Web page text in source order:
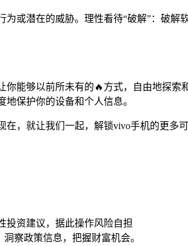
或潜在的威胁。理性看待“破解”：破
能够以前所未有的🔥方式，自由地探
保护你的设备和个人信息。
，就让我们一起，解锁vivo手机的更多
投资建议，据此操作风险自担
察政策信息，把握财富机会。